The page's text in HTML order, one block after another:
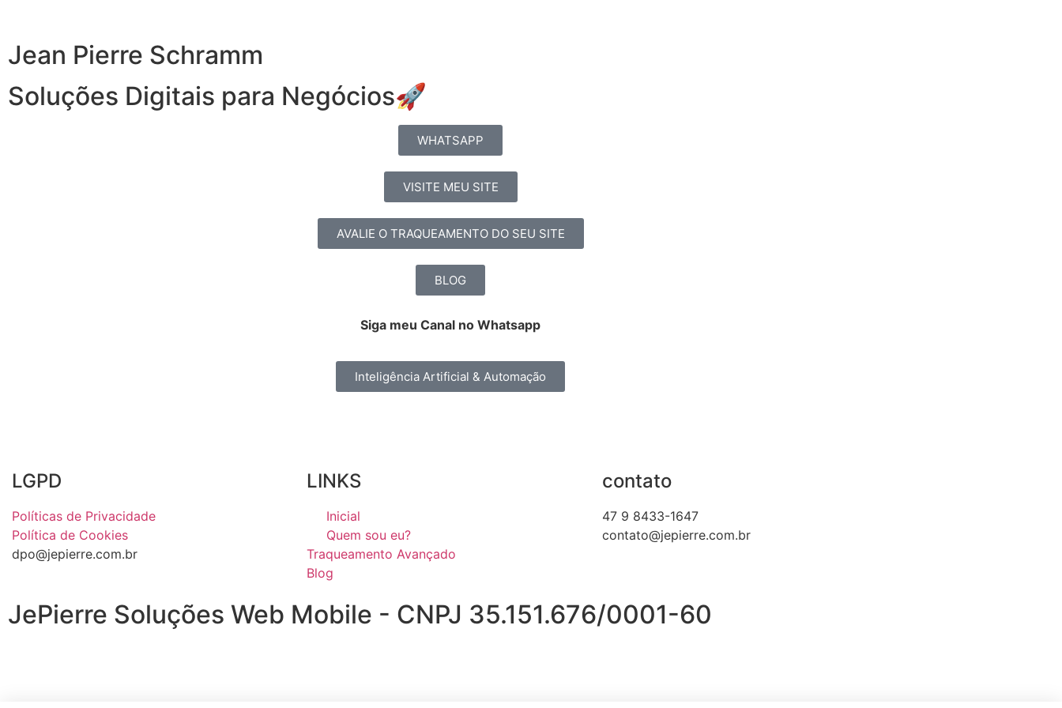
Jean Pierre Schramm
Soluções Digitais para Negócios🚀
WHATSAPP
VISITE MEU SITE
AVALIE O TRAQUEAMENTO DO SEU SITE
BLOG
Siga meu Canal no Whatsapp
Inteligência Artificial & Automação
LGPD
Políticas de Privacidade
Política de Cookies
dpo@jepierre.com.br
LINKS
Inicial
Quem sou eu?
Traqueamento Avançado
Blog
contato
47 9 8433-1647
contato@jepierre.com.br
JePierre Soluções Web Mobile - CNPJ 35.151.676/0001-60